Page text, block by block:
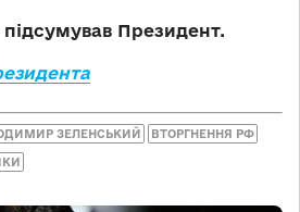
підсумував Президент.
ЗЕЛЕНСЬКИЙ ВТОРГНЕННЯ РФ